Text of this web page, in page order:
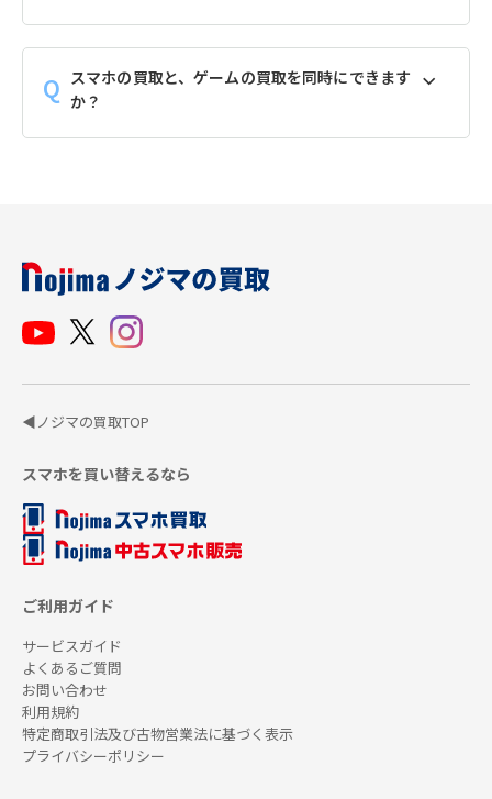
スマホの買取と、ゲームの買取を同時にできます
か？
◀ノジマの買取TOP
スマホを買い替えるなら
ご利用ガイド
サービスガイド
よくあるご質問
お問い合わせ
利用規約
特定商取引法及び古物営業法に基づく表示
プライバシーポリシー